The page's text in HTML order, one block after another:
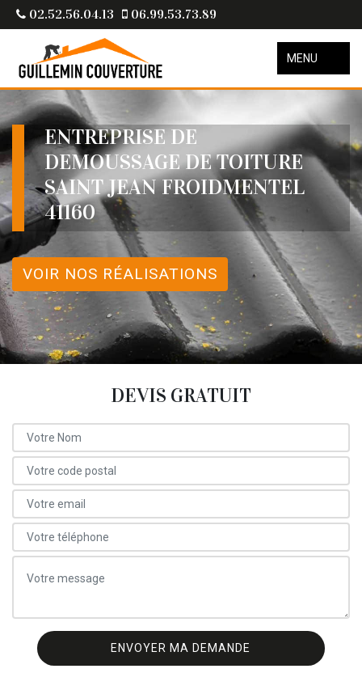
02.52.56.04.13 06.99.53.73.89
MENU
ENTREPRISE DE
DEMOUSSAGE DE TOITURE
SAINT JEAN FROIDMENTEL
41160
VOIR NOS RÉALISATIONS
DEVIS GRATUIT